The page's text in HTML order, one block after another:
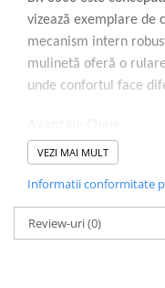
vizează exemplare de
mecanism intern
mulinetă oferă o
unde confortul face
Funcționare
internă, asigurând
sarcină.
Sistem de Frânare
VEZI MAI MULT
Informatii conformitate
Review-uri(0)